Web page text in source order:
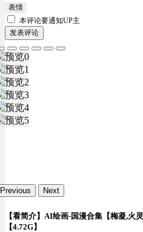
表情
本评论要通知UP主
发表评论
Previous Next
【看简介】AI绘画-国漫合集【梅凝,火
【4.72G】